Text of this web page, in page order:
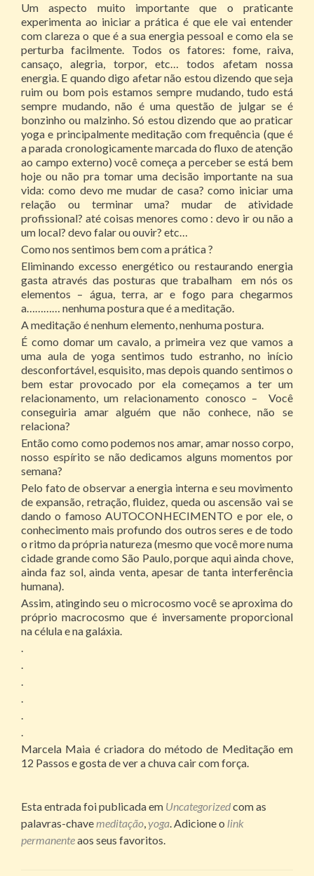
Um aspecto muito importante que o praticante
experimenta ao iniciar a prática é que ele vai entender
com clareza o que é a sua energia pessoal e como ela se
perturba facilmente. Todos os fatores: fome, raiva,
cansaço, alegria, torpor, etc… todos afetam nossa
energia. E quando digo afetar não estou dizendo que seja
ruim ou bom pois estamos sempre mudando, tudo está
sempre mudando, não é uma questão de julgar se é
bonzinho ou malzinho. Só estou dizendo que ao praticar
yoga e principalmente meditação com frequência (que é
a parada cronologicamente marcada do fluxo de atenção
ao campo externo) você começa a perceber se está bem
hoje ou não pra tomar uma decisão importante na sua
vida: como devo me mudar de casa? como iniciar uma
relação ou terminar uma? mudar de atividade
profissional? até coisas menores como : devo ir ou não a
um local? devo falar ou ouvir? etc…
Como nos sentimos bem com a prática ?
Eliminando excesso energético ou restaurando energia
gasta através das posturas que trabalham em nós os
elementos – água, terra, ar e fogo para chegarmos
a………… nenhuma postura que é a meditação.
A meditação é nenhum elemento, nenhuma postura.
É como domar um cavalo, a primeira vez que vamos a
uma aula de yoga sentimos tudo estranho, no início
desconfortável, esquisito, mas depois quando sentimos o
bem estar provocado por ela começamos a ter um
relacionamento, um relacionamento conosco – Você
conseguiria amar alguém que não conhece, não se
relaciona?
Então como como podemos nos amar, amar nosso corpo,
nosso espírito se não dedicamos alguns momentos por
semana?
Pelo fato de observar a energia interna e seu movimento
de expansão, retração, fluidez, queda ou ascensão vai se
dando o famoso AUTOCONHECIMENTO e por ele, o
conhecimento mais profundo dos outros seres e de todo
o ritmo da própria natureza (mesmo que você more numa
cidade grande como São Paulo, porque aqui ainda chove,
ainda faz sol, ainda venta, apesar de tanta interferência
humana).
Assim, atingindo seu o microcosmo você se aproxima do
próprio macrocosmo que é inversamente proporcional
na célula e na galáxia.
.
.
.
.
.
.
Marcela Maia é criadora do método de Meditação em
12 Passos e gosta de ver a chuva cair com força.
Esta entrada foi publicada em Uncategorizedcom as
palavras-chavemeditação,yoga. Adicione o link
permanenteaos seus favoritos.